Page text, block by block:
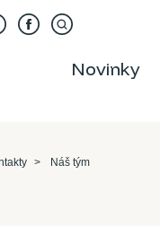
Novinky
Náš tým